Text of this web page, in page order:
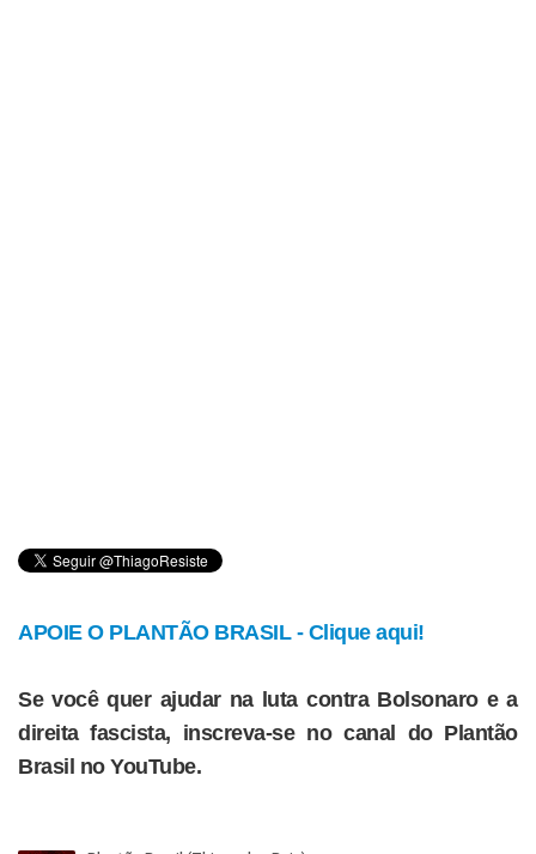
APOIE O PLANTÃO BRASIL - Clique aqui!
Se você quer ajudar na luta contra Bolsonaro e a
direita fascista, inscreva-se no canal do Plantão
Brasil no YouTube.